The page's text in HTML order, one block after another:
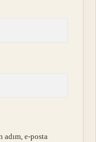
adım, e-posta